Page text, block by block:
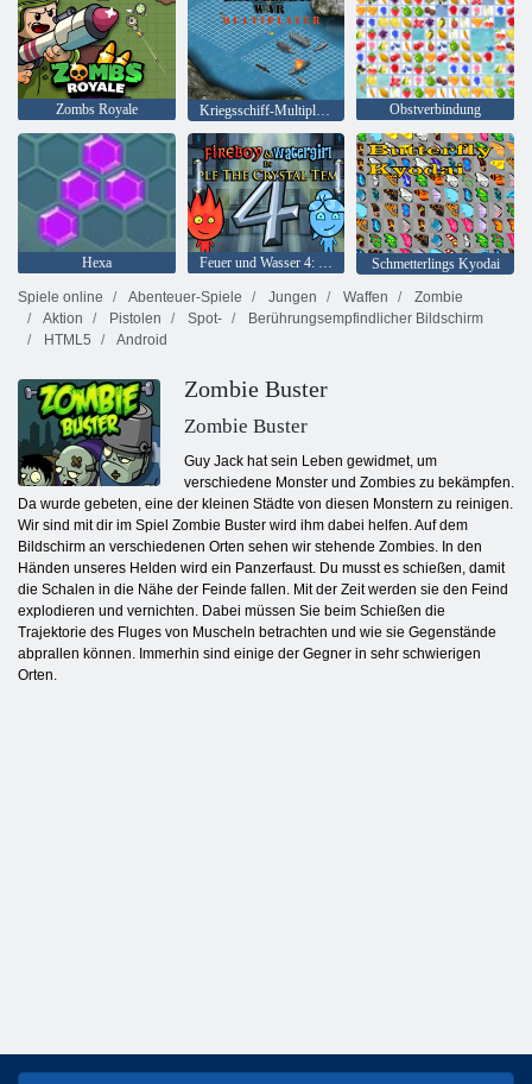
Zombs Royale Kriegsschiff-Multiplayer Obstverbindung
Hexa Feuer und Wasser 4: Kristalltempel
Schmetterlings Kyodai
Spiele online
Abenteuer-Spiele Jungen Waffen
Zombie
Aktion
Pistolen Spot-
Berührungsempfindlicher Bildschirm
HTML5
Android
Zombie Buster
Zombie Buster
Guy Jack hat sein Leben gewidmet, um
verschiedene Monster und Zombies zu bekämpfen.
Da wurde gebeten, eine der kleinen Städte von diesen Monstern zu reinigen.
Wir sind mit dir im Spiel Zombie Buster wird ihm dabei helfen. Auf dem
Bildschirm an verschiedenen Orten sehen wir stehende Zombies. In den
Händen unseres Helden wird ein Panzerfaust. Du musst es schießen, damit
die Schalen in die Nähe der Feinde fallen. Mit der Zeit werden sie den Feind
explodieren und vernichten. Dabei müssen Sie beim Schießen die
Trajektorie des Fluges von Muscheln betrachten und wie sie Gegenstände
abprallen können. Immerhin sind einige der Gegner in sehr schwierigen
Orten.